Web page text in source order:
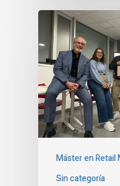
Máster en Retail
Sin categoría